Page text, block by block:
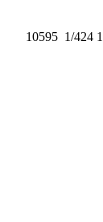
10595 1/424 1